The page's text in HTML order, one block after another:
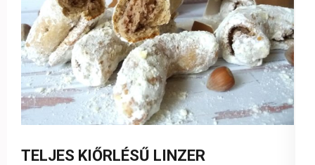
TELJES KIŐRLÉSŰ LINZER